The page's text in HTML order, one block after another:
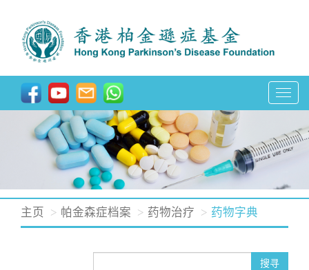
T
o
g
g
e
a
主页 帕金森症档案 药物治疗 药物字典
搜寻